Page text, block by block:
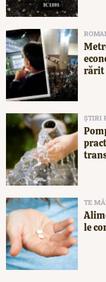
rărit
ȘTIRI
TE
le